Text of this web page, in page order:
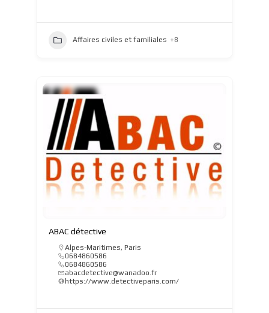
Affaires civiles et familiales +8
ABAC détective
Alpes-Maritimes, Paris
0684860586
0684860586
abacdetective@wanadoo.fr
https://www.detectiveparis.com/